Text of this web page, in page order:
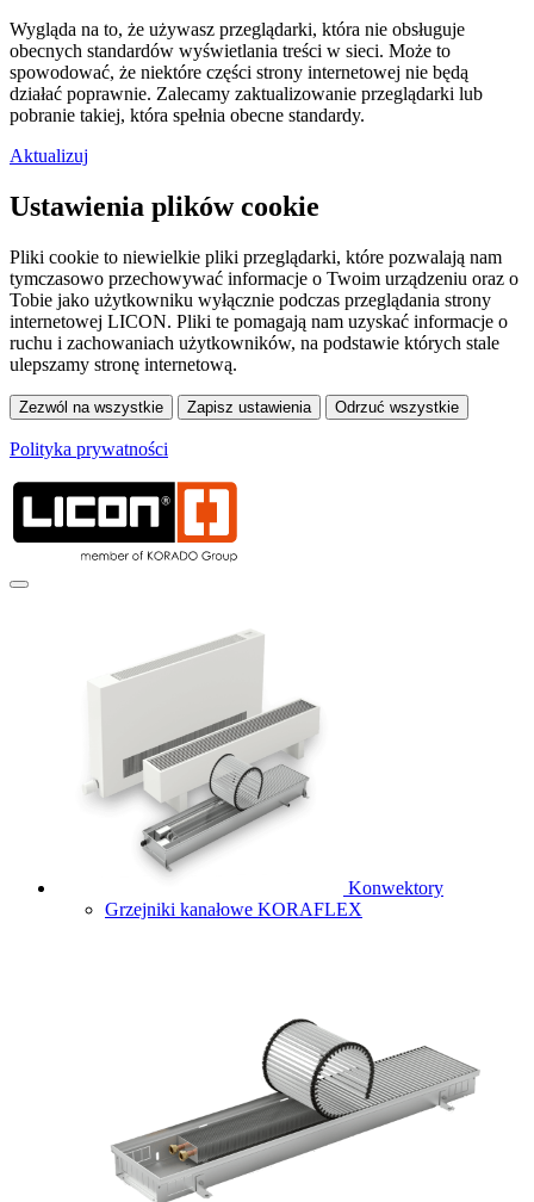
Wygląda na to, że używasz przeglądarki, która nie obsługuje
obecnych standardów wyświetlania treści w sieci. Może to
spowodować, że niektóre części strony internetowej nie będą
działać poprawnie. Zalecamy zaktualizowanie przeglądarki lub
pobranie takiej, która spełnia obecne standardy.
Aktualizuj
Ustawienia plików cookie
Pliki cookie to niewielkie pliki przeglądarki, które pozwalają nam
tymczasowo przechowywać informacje o Twoim urządzeniu oraz o
Tobie jako użytkowniku wyłącznie podczas przeglądania strony
internetowej LICON. Pliki te pomagają nam uzyskać informacje o
ruchu i zachowaniach użytkowników, na podstawie których stale
ulepszamy stronę internetową.
Polityka prywatności
Konwektory
Grzejniki kanałowe KORAFLEX